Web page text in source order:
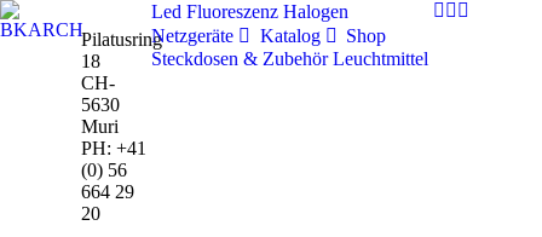
Pilatusring
18
CH-
5630
Muri
PH: +41
(0) 56
664 29
20
Led Fluoreszenz Halogen
Netzgeräte
Katalog
Shop
Steckdosen & Zubehör Leuchtmittel